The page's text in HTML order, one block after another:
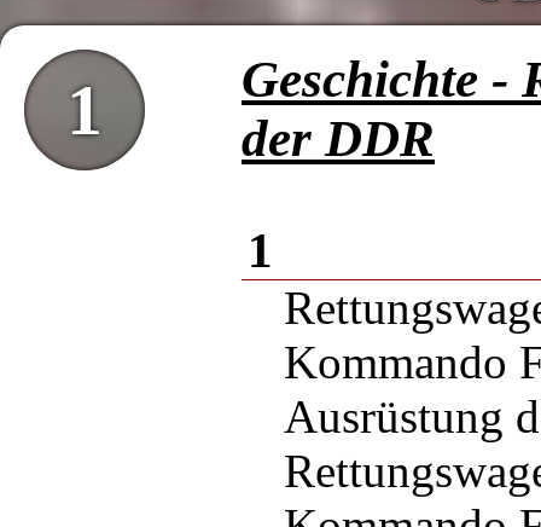
1
Geschichte -
der DDR
1
Kommando
Ausrüstung